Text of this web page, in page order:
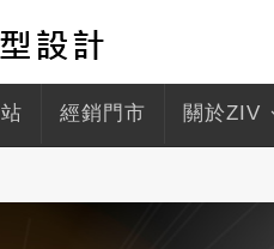
經銷門市 關於ZIV